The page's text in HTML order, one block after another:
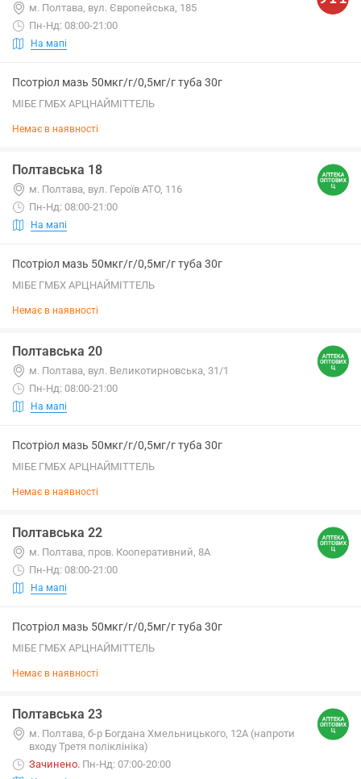
м. Полтава, вул. Європейська, 185
Пн-Нд: 08:00-21:00
На мапі
Псотріол мазь 50мкг/г/0,5мг/г туба 30г
МІБЕ ГМБХ АРЦНАЙМІТТЕЛЬ
Немає в наявності
Полтавська 18
м. Полтава, вул. Героїв АТО, 116
Пн-Нд: 08:00-21:00
На мапі
Псотріол мазь 50мкг/г/0,5мг/г туба 30г
МІБЕ ГМБХ АРЦНАЙМІТТЕЛЬ
Немає в наявності
Полтавська 20
м. Полтава, вул. Великотирновська, 31/1
Пн-Нд: 08:00-21:00
На мапі
Псотріол мазь 50мкг/г/0,5мг/г туба 30г
МІБЕ ГМБХ АРЦНАЙМІТТЕЛЬ
Немає в наявності
Полтавська 22
м. Полтава, пров. Кооперативний, 8А
Пн-Нд: 08:00-21:00
На мапі
Псотріол мазь 50мкг/г/0,5мг/г туба 30г
МІБЕ ГМБХ АРЦНАЙМІТТЕЛЬ
Немає в наявності
Полтавська 23
м. Полтава, б-р Богдана Хмельницького, 12А (напроти
входу Третя поліклініка)
Зачинено. Пн-Нд: 07:00-20:00